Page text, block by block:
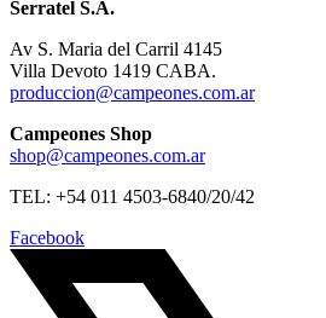
Serratel S.A.
Av S. Maria del Carril 4145
Villa Devoto 1419 CABA.
produccion@campeones.com.ar
Campeones Shop
shop@campeones.com.ar
TEL: +54 011 4503-6840/20/42
Facebook